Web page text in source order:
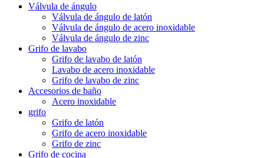
Válvula de ángulo
Válvula de ángulo de latón
Válvula de ángulo de acero inoxidable
Válvula de ángulo de zinc
Grifo de lavabo
Grifo de lavabo de latón
Lavabo de acero inoxidable
Grifo de lavabo de zinc
Accesorios de baño
Acero inoxidable
grifo
Grifo de latón
Grifo de acero inoxidable
Grifo de zinc
Grifo de cocina